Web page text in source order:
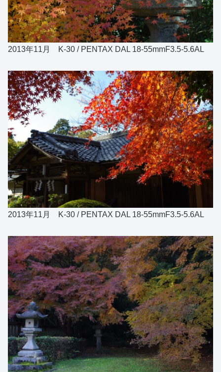
2013年11月 K-30 / PENTAX DAL 18-55mmF3.5-5.6AL
2013年11月 K-30 / PENTAX DAL 18-55mmF3.5-5.6AL